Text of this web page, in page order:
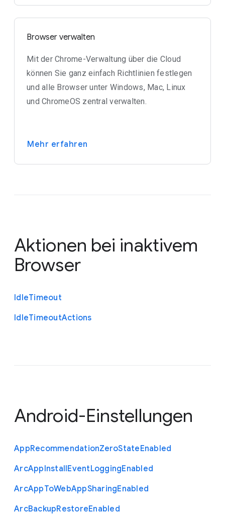
Browser verwalten
Mit der Chrome-Verwaltung über die Cloud
können Sie ganz einfach Richtlinien festlegen
und alle Browser unter Windows, Mac, Linux
und ChromeOS zentral verwalten.
Mehr erfahren
Aktionen bei inaktivem
Browser
IdleTimeout
IdleTimeoutActions
Android-Einstellungen
AppRecommendationZeroStateEnabled
ArcAppInstallEventLoggingEnabled
ArcAppToWebAppSharingEnabled
ArcBackupRestoreEnabled